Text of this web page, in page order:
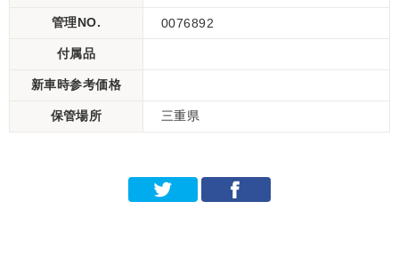
管理NO. 0076892
付属品
新車時参考価格
保管場所 三重県